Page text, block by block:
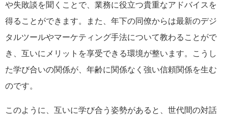
や失敗談を聞くことで、業務に役立つ貴重なアドバイスを
得ることができます。また、年下の同僚からは最新のデジ
タルツールやマーケティング手法について教わることがで
き、互いにメリットを享受できる環境が整います。こうし
た学び合いの関係が、年齢に関係なく強い信頼関係を生む
のです。
このように、互いに学び合う姿勢があると、世代間の対話